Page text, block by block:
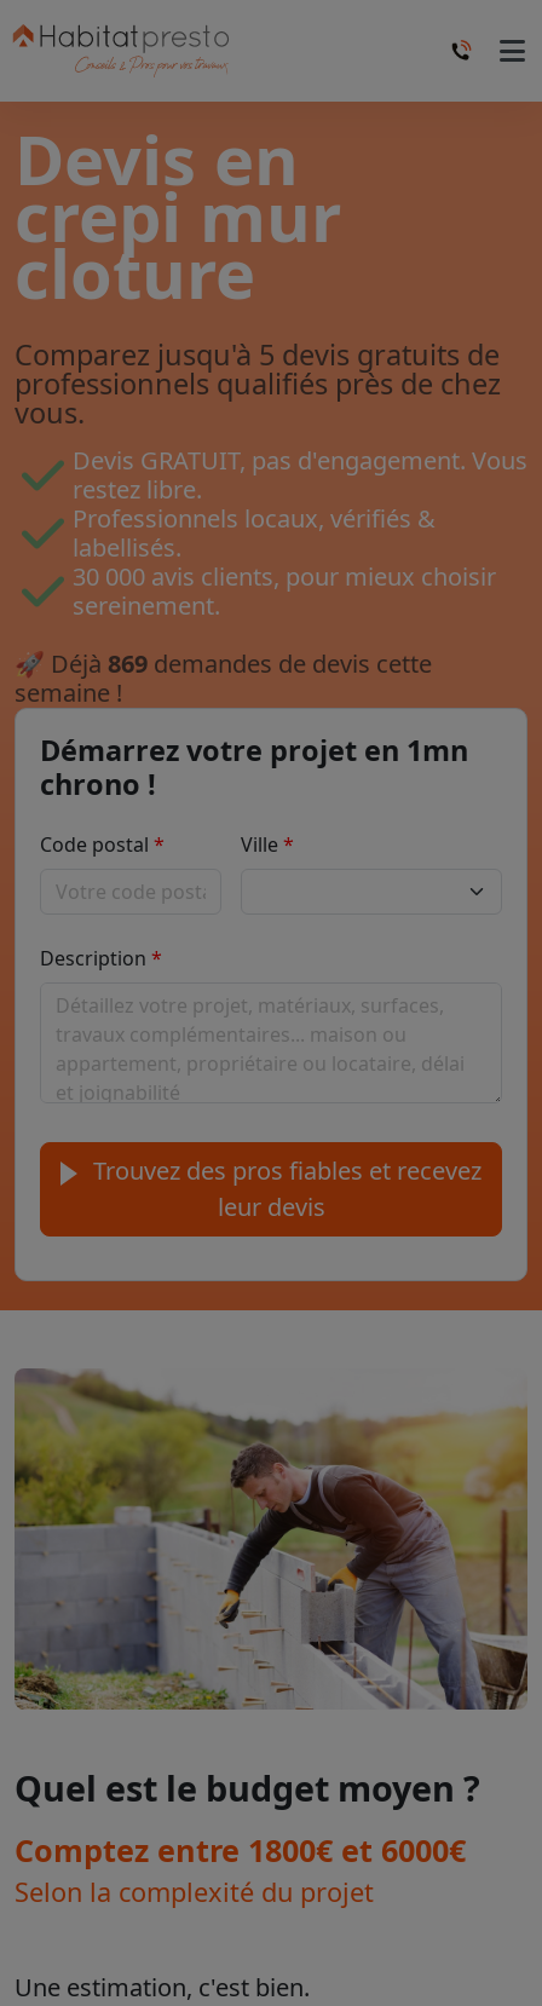
Devis en
crepi mur
cloture
Comparez jusqu'à 5 devis gratuits de
professionnels qualifiés près de chez
vous.
Devis GRATUIT, pas d'engagement. Vous
restez libre.
Professionnels locaux, vérifiés &
labellisés.
30 000 avis clients, pour mieux choisir
sereinement.
🚀 Déjà 869 demandes de devis cette
semaine !
Démarrez votre projet en 1mn
chrono !
Code postal Ville
Description
Trouvez des pros fiables et recevez
leur devis
Quel est le budget moyen ?
Comptez entre 1800€ et 6000€
Selon la complexité du projet
Une estimation, c'est bien.